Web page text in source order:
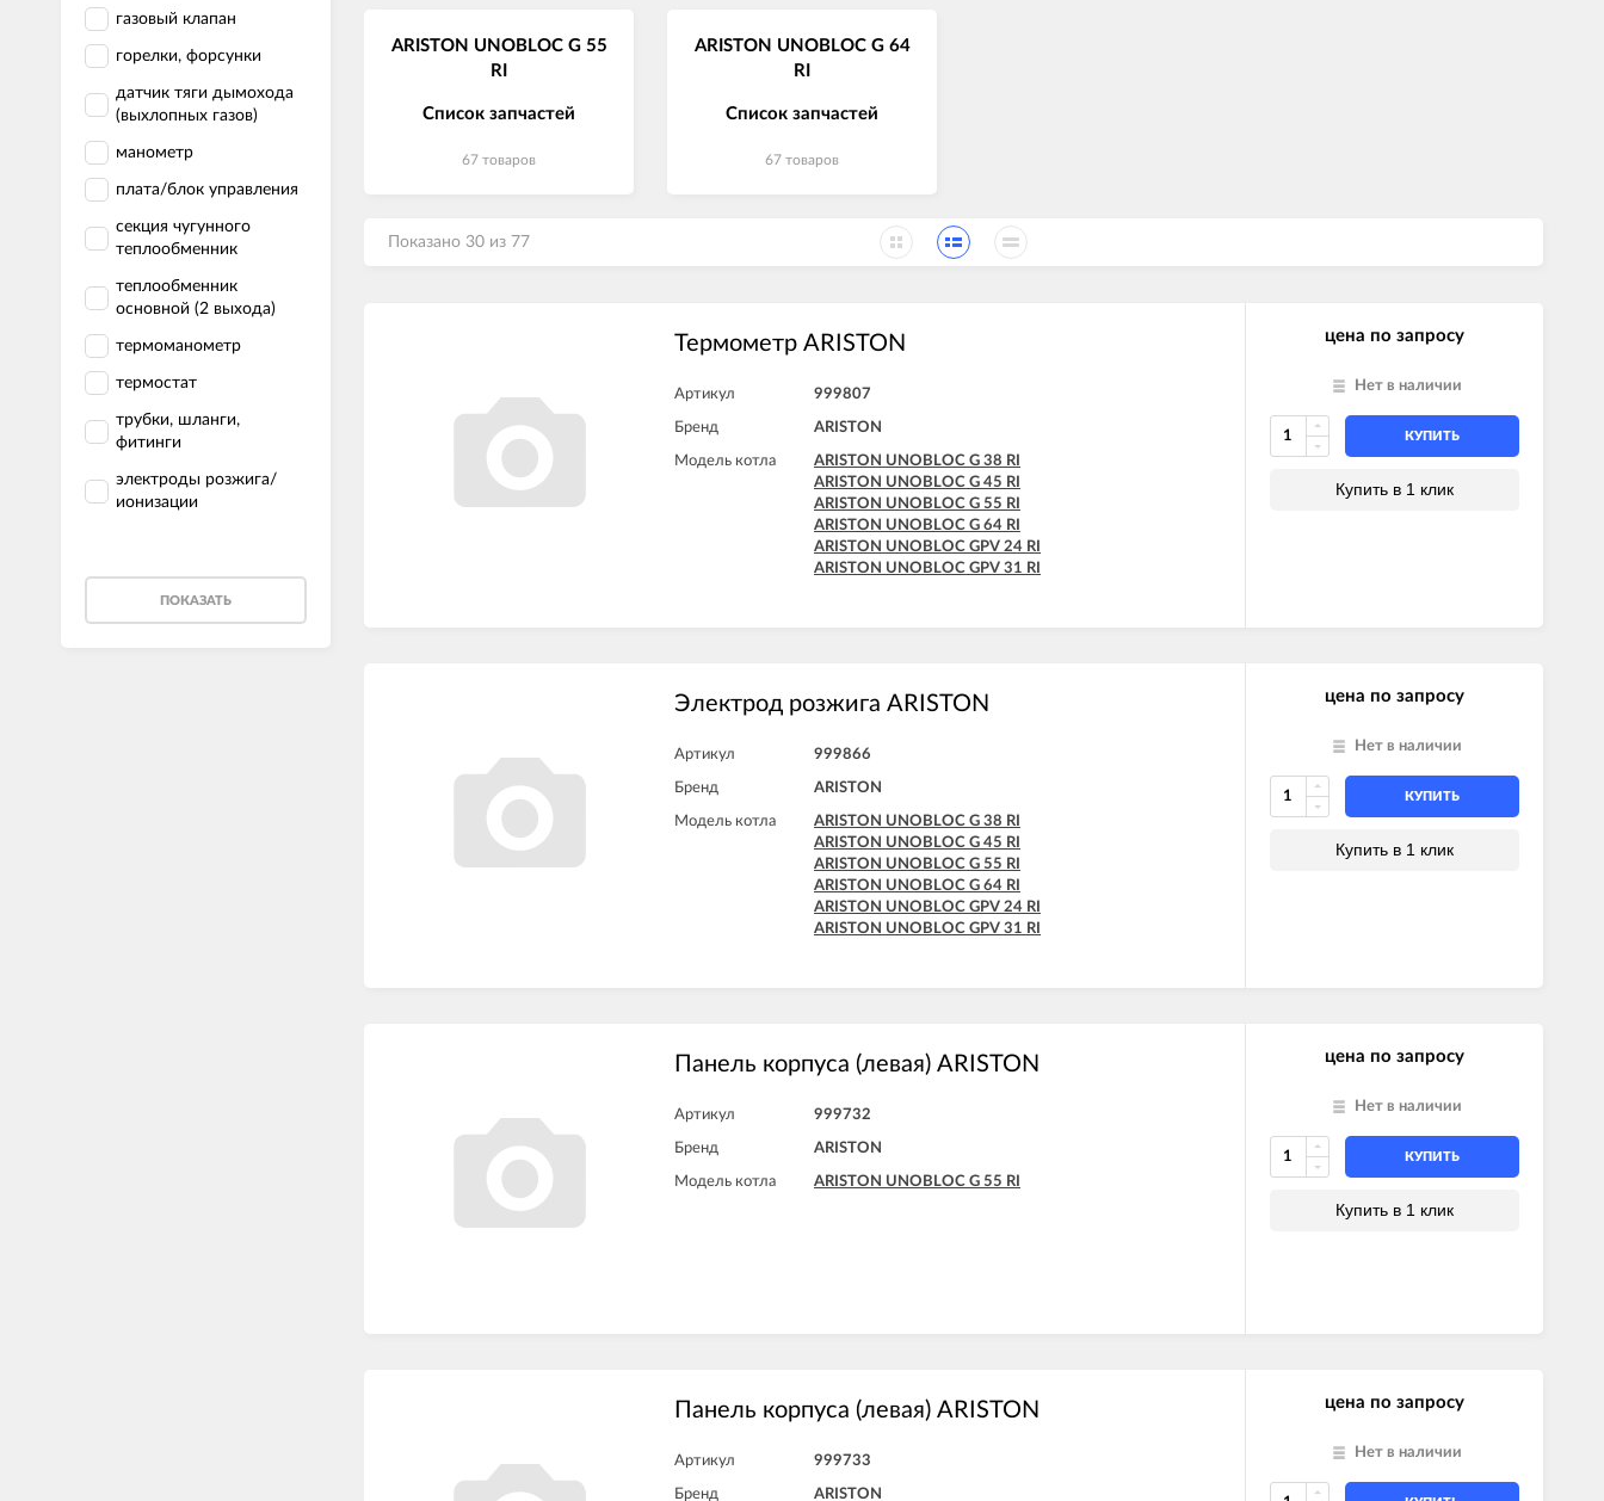
газовый клапан
горелки, форсунки
датчик тяги дымохода
(выхлопных газов)
манометр
плата/блок управления
секция чугунного
теплообменник
теплообменник
основной (2 выхода)
термоманометр
термостат
трубки, шланги,
фитинги
электроды розжига/
ионизации
ПОКАЗАТЬ
ARISTON UNOBLOC G 55
RI
Список запчастей
67 товаров
ARISTON UNOBLOC G 64
RI
Список запчастей
67 товаров
Показано 30 из 77
Термометр ARISTON
Артикул 999807
Бренд ARISTON
Модель котла
ARISTON UNOBLOC G 38 RI
ARISTON UNOBLOC G 45 RI
ARISTON UNOBLOC G 55 RI
ARISTON UNOBLOC G 64 RI
ARISTON UNOBLOC GPV 24 RI
ARISTON UNOBLOC GPV 31 RI
цена по запросу
Нет в наличии
КУПИТЬ
Купить в 1 клик
Электрод розжига ARISTON
Артикул 999866
Бренд ARISTON
Модель котла
ARISTON UNOBLOC G 38 RI
ARISTON UNOBLOC G 45 RI
ARISTON UNOBLOC G 55 RI
ARISTON UNOBLOC G 64 RI
ARISTON UNOBLOC GPV 24 RI
ARISTON UNOBLOC GPV 31 RI
цена по запросу
Нет в наличии
КУПИТЬ
Купить в 1 клик
Панель корпуса (левая) ARISTON
Артикул 999732
Бренд ARISTON
Модель котла ARISTON UNOBLOC G 55 RI
цена по запросу
Нет в наличии
КУПИТЬ
Купить в 1 клик
Панель корпуса (левая) ARISTON
Артикул 999733
Бренд ARISTON
цена по запросу
Нет в наличии